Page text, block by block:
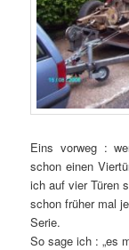
Eins vorweg :
schon einen
ich auf vier Türen
schon früher mal
Serie.
So sage ich : „es